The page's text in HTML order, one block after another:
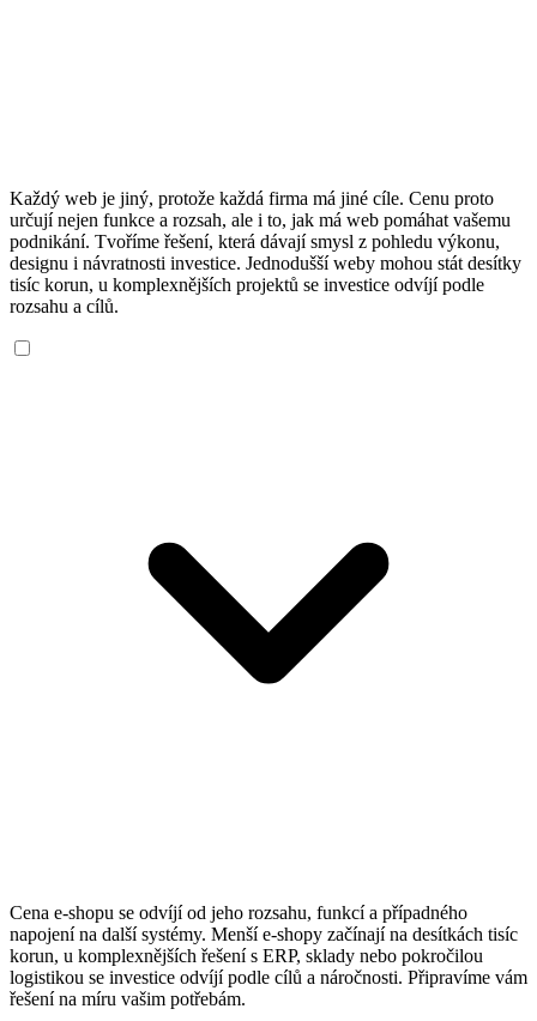
Každý web je jiný, protože každá firma má jiné cíle. Cenu proto
určují nejen funkce a rozsah, ale i to, jak má web pomáhat vašemu
podnikání. Tvoříme řešení, která dávají smysl z pohledu výkonu,
designu i návratnosti investice. Jednodušší weby mohou stát desítky
tisíc korun, u komplexnějších projektů se investice odvíjí podle
rozsahu a cílů.
Cena e-shopu se odvíjí od jeho rozsahu, funkcí a případného
napojení na další systémy. Menší e-shopy začínají na desítkách tisíc
korun, u komplexnějších řešení s ERP, sklady nebo pokročilou
logistikou se investice odvíjí podle cílů a náročnosti. Připravíme vám
řešení na míru vašim potřebám.